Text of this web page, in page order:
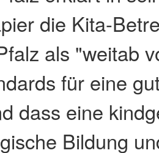
die Kita-
als "weitab
für eine
dass eine
Bildung